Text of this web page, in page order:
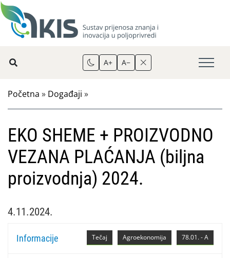
A+ A−
Početna » Događaji »
EKO SHEME + PROIZVODNO
VEZANA PLAĆANJA (biljna
proizvodnja) 2024.
4.11.2024.
78.01. - A
Agroekonomija
Tečaj
Informacije